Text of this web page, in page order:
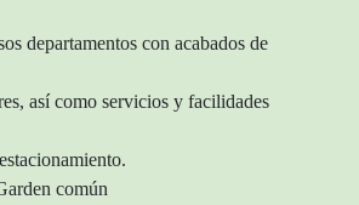
departamentos con acabados de
así como servicios y facilidades
común